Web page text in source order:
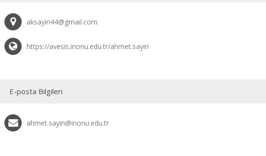
aksayin44@gmail.com
https://avesis.inonu.edu.tr/ahmet.sayin
E-posta Bilgileri
ahmet.sayin@inonu.edu.tr